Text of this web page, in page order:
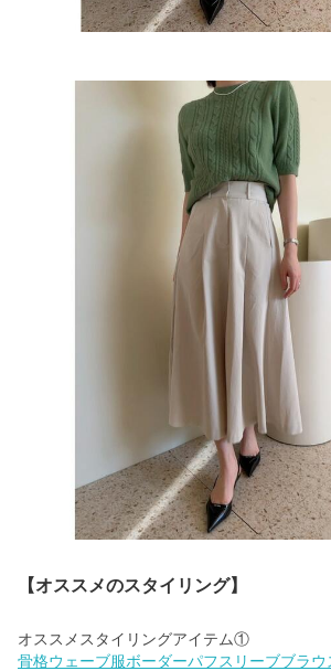
【オススメのスタイリング】
骨格ウェーブ服ボーダーパフスリーブブラウ